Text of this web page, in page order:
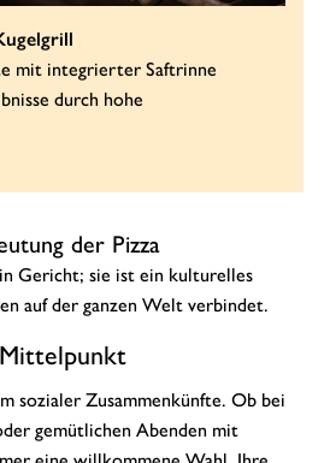
mit integrierter Saftrinne
durch hohe
der Pizza
Gericht; sie ist ein kulturelles
auf der ganzen Welt verbindet.
Mittelpunkt
sozialer Zusammenkünfte. Ob bei
gemütlichen Abenden mit